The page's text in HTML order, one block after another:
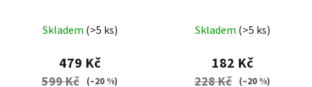
hodnocení
produktu
je
Skladem (>5 ks)
479 Kč
599 Kč (–20 %)
balení
Skladem (>5 ks)
182 Kč
228 Kč (–20 %)